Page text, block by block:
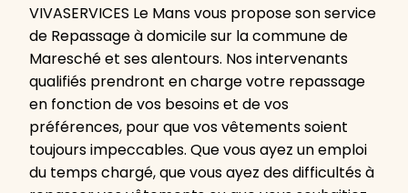
VIVASERVICES Le Mans vous propose son service
de Repassage à domicile sur la commune de
Maresché et ses alentours. Nos intervenants
qualifiés prendront en charge votre repassage
en fonction de vos besoins et de vos
préférences, pour que vos vêtements soient
toujours impeccables. Que vous ayez un emploi
du temps chargé, que vous ayez des difficultés à